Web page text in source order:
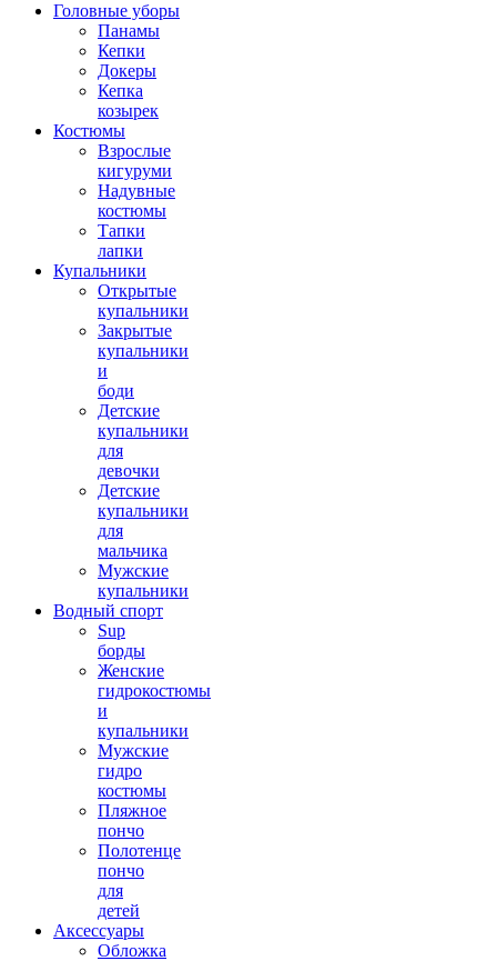
Головные уборы
Панамы
Кепки
Докеры
Кепка
козырек
Костюмы
Взрослые
кигуруми
Надувные
костюмы
Тапки
лапки
Купальники
Открытые
купальники
Закрытые
купальники
и
боди
Детские
купальники
для
девочки
Детские
купальники
для
мальчика
Мужские
купальники
Водный спорт
Sup
борды
Женские
гидрокостюмы
и
купальники
Мужские
гидро
костюмы
Пляжное
пончо
Полотенце
пончо
для
детей
Аксессуары
Обложка